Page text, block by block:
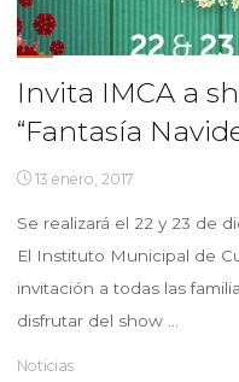
Invita IMCA a
“Fantasía
13 enero, 2017
Se realizará el 22 y 23 de
El Instituto Municipal de
invitación a todas las
disfrutar del show …
Noticias